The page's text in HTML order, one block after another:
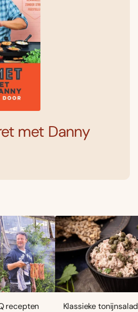
met Danny
recepten
Klassieke